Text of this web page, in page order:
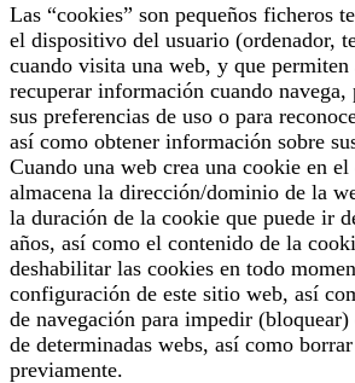
Las “cookies” son pequeños ficheros
el dispositivo del usuario (ordenador,
cuando visita una web, y que
recuperar información cuando
sus preferencias de uso o para
así como obtener información sobre
Cuando una web crea una cookie en
almacena la dirección/dominio de la
la duración de la cookie que puede ir
años, así como el contenido de la
deshabilitar las cookies en todo
configuración de este sitio web, así
de navegación para impedir
de determinadas webs, así como
previamente.